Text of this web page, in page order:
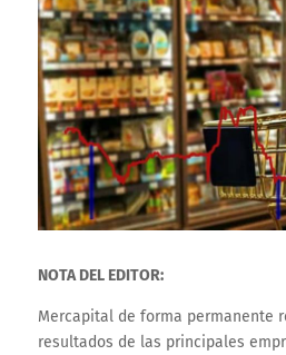
NOTA DEL EDITOR:
Mercapital de forma permanente
resultados de las principales